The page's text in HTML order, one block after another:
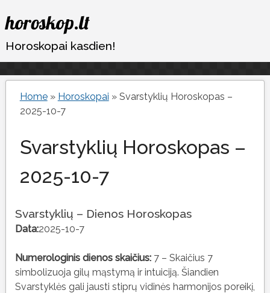
Eiti
prie
turinio
horoskop.lt
Horoskopai kasdien!
Home» Horoskopai » Svarstyklių Horoskopas –
2025-10-7
Svarstyklių Horoskopas –
2025-10-7
Svarstyklių – Dienos Horoskopas
Data:2025-10-7
Numerologinis dienos skaičius:7 – Skaičius 7
simbolizuoja gilų mąstymą ir intuiciją. Šiandien
Svarstyklės gali jausti stiprų vidinės harmonijos poreikį,